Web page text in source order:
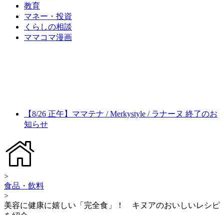
教育
マネー・投資
くらしの相談
ママコマ漫画
【8/26 正午】ママテナ / Merkystyle / ラナーヌ 終了のお
知らせ
>
食品・飲料
>
美容に健康に嬉しい「完全食」！ キヌアのおいしいレシピ